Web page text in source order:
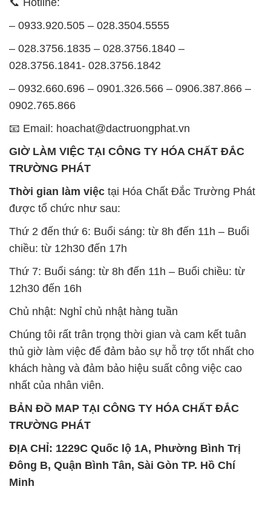
📞 Hotline:
– 0933.920.505 – 028.3504.5555
– 028.3756.1835 – 028.3756.1840 –
028.3756.1841- 028.3756.1842
– 0932.660.696 – 0901.326.566 – 0906.387.866 –
0902.765.866
📧 Email: hoachat@dactruongphat.vn
GIỜ LÀM VIỆC TẠI CÔNG TY HÓA CHẤT ĐẮC
TRƯỜNG PHÁT
Thời gian làm việc tại Hóa Chất Đắc Trường Phát
được tổ chức như sau:
Thứ 2 đến thứ 6: Buổi sáng: từ 8h đến 11h – Buổi
chiều: từ 12h30 đến 17h
Thứ 7: Buổi sáng: từ 8h đến 11h – Buổi chiều: từ
12h30 đến 16h
Chủ nhật: Nghỉ chủ nhật hàng tuần
Chúng tôi rất trân trọng thời gian và cam kết tuân
thủ giờ làm việc để đảm bảo sự hỗ trợ tốt nhất cho
khách hàng và đảm bảo hiệu suất công việc cao
nhất của nhân viên.
BẢN ĐỒ MAP TẠI CÔNG TY HÓA CHẤT ĐẮC
TRƯỜNG PHÁT
ĐỊA CHỈ: 1229C Quốc lộ 1A, Phường Bình Trị
Đông B, Quận Bình Tân, Sài Gòn TP. Hồ Chí
Minh